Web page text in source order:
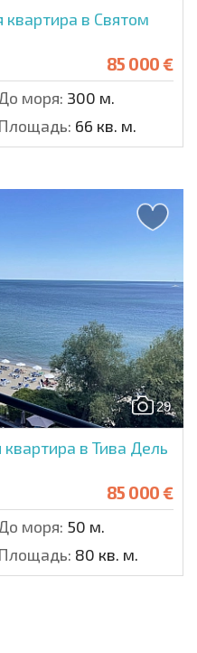
в Святом
85 000 €
моря: 300 м.
Площадь: 66 кв. м.
29
в Тива Дель
85 000 €
моря: 50 м.
Площадь: 80 кв. м.